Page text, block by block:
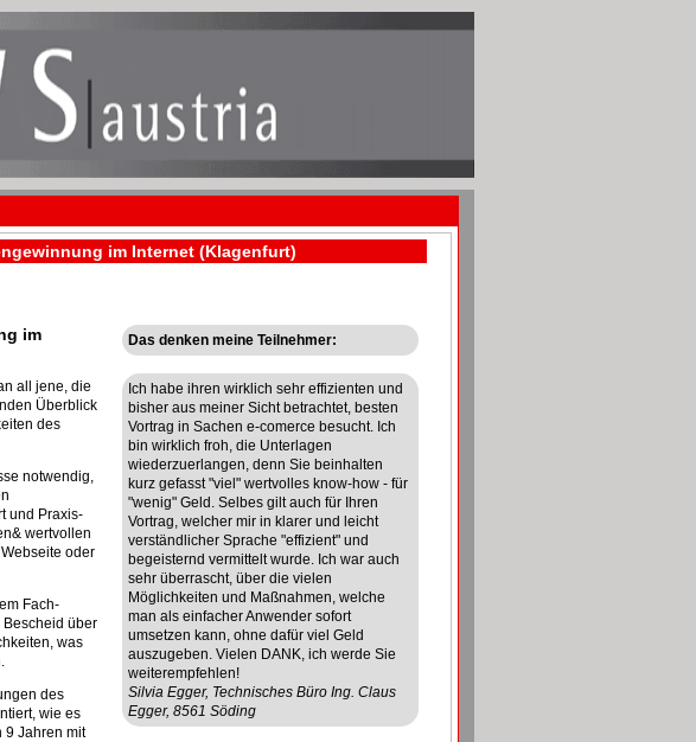
im Internet (Klagenfurt)
im
all jene, die
Überblick
des
notwendig,
und Praxis-
wertvollen
oder
Fach-
über
was
des
wie es
9 Jahren mit
Das denken meine Teilnehmer:
Ich habe ihren wirklich sehr effizienten und
bisher aus meiner Sicht betrachtet, besten
Vortrag in Sachen e-comerce besucht. Ich
bin wirklich froh, die Unterlagen
wiederzuerlangen, denn Sie beinhalten
kurz gefasst "viel" wertvolles know-how - für
"wenig" Geld. Selbes gilt auch für Ihren
Vortrag, welcher mir in klarer und leicht
verständlicher Sprache "effizient" und
begeisternd vermittelt wurde. Ich war auch
sehr überrascht, über die vielen
Möglichkeiten und Maßnahmen, welche
man als einfacher Anwender sofort
umsetzen kann, ohne dafür viel Geld
auszugeben. Vielen DANK, ich werde Sie
weiterempfehlen!
Silvia Egger, Technisches Büro Ing. Claus
Egger, 8561 Söding